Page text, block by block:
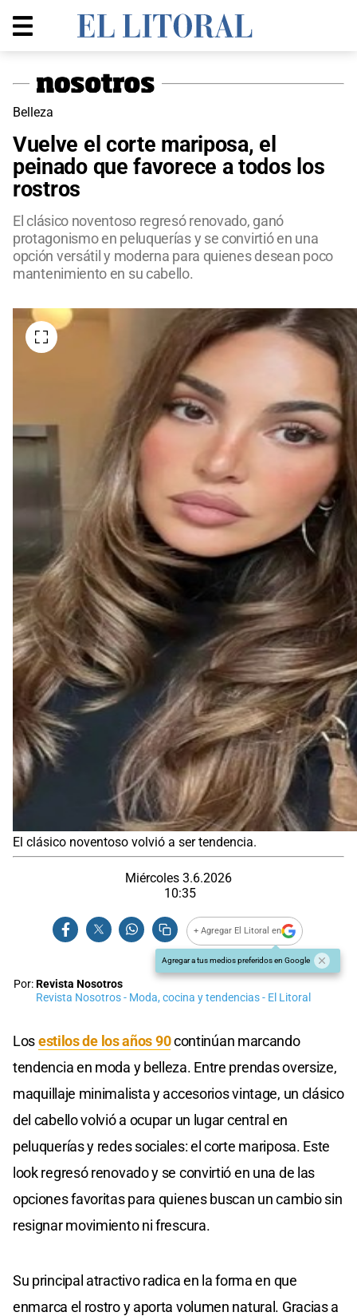
Belleza
Vuelve el corte mariposa, el
peinado que favorece a todos los
rostros
El clásico noventoso regresó renovado, ganó
protagonismo en peluquerías y se convirtió en una
opción versátil y moderna para quienes desean poco
mantenimiento en su cabello.
El clásico noventoso volvió a ser tendencia.
Miércoles 3.6.2026
10:35
+ Agregar El Litoral en
Agregar a tus medios preferidos en Google
Por:Revista Nosotros
Revista Nosotros - Moda, cocina y tendencias - El Litoral
Losestilos de los años 90continúan marcando
tendencia en moda y belleza. Entre prendas oversize,
maquillaje minimalista y accesorios vintage, un clásico
del cabello volvió a ocupar un lugar central en
peluquerías y redes sociales: el corte mariposa. Este
look regresó renovado y se convirtió en una de las
opciones favoritas para quienes buscan un cambio sin
resignar movimiento ni frescura.
Su principal atractivo radica en la forma en que
enmarca el rostro y aporta volumen natural. Gracias a